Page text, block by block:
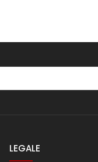
LEGALE